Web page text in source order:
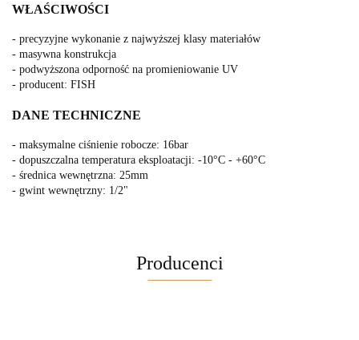
WŁAŚCIWOŚCI
- precyzyjne wykonanie z najwyższej klasy materiałów
- masywna konstrukcja
- podwyższona odporność na promieniowanie UV
- producent: FISH
DANE TECHNICZNE
- maksymalne ciśnienie robocze: 16bar
- dopuszczalna temperatura eksploatacji: -10°C - +60°C
- średnica wewnętrzna: 25mm
- gwint wewnętrzny: 1/2"
Producenci